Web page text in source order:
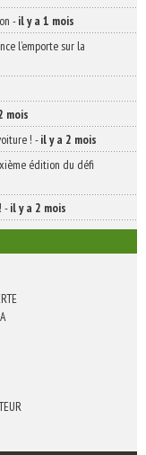
-il y a 1 mois
l’emporte sur la
mois
! -il y a 2 mois
édition du défi
-il y a 2 mois